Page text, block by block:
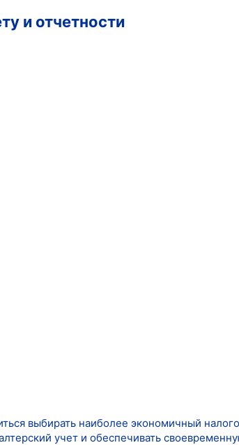
и отчетности
выбирать наиболее экономичный
учет и обеспечивать